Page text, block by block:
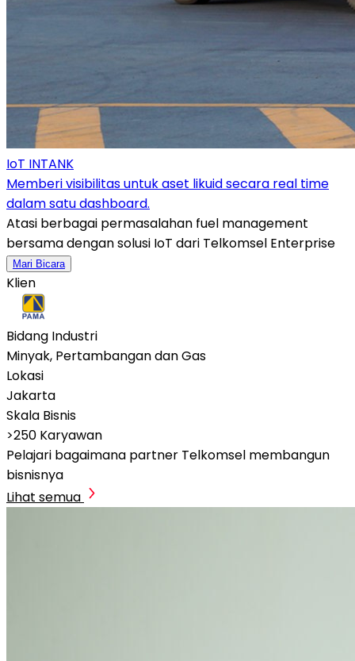
IoT INTANK
Memberi visibilitas untuk aset likuid secara real time
dalam satu dashboard.
Atasi berbagai permasalahan fuel management
bersama dengan solusi IoT dari Telkomsel Enterprise
Mari Bicara
Klien
Bidang Industri
Minyak, Pertambangan dan Gas
Lokasi
Jakarta
Skala Bisnis
>250 Karyawan
Pelajari bagaimana partner Telkomsel membangun
bisnisnya
Lihat semua